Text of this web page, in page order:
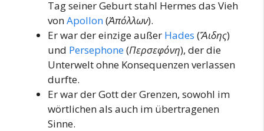
Tag seiner Geburt stahl Hermes das Vieh
vonApollon(Ἀπόλλων).
Er war der einzige außer Hades (Ἅιδης)
und Persephone(Περσεφόνη), der die
Unterwelt ohne Konsequenzen verlassen
durfte.
Er war der Gott der Grenzen, sowohl im
wörtlichen als auch im übertragenen
Sinne.